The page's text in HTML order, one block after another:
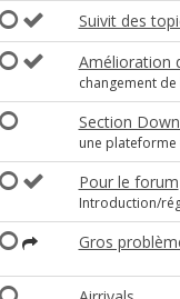
Suivit des
Amélioration
changement
Section
une
Pour le forum
Introduction/
Gros